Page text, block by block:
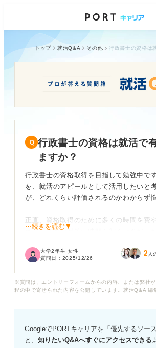
トップ 就活Q&A その他
行政書士の資格は就活で
ますか？
行政書士の資格取得を目指して勉強中で
を、就活のアピールとして活用したいと
が、どれくらい評価されるのかわからず
正直、資格取得のために多くの時間を費
め、「ほかの対策に時間を割くべきだっ
知りたいです。また、効果的にアピール
⋯続きを読む▼
大学2年生 女性
質問日： 2025/12/26 2 人
※質問は、エントリーフォームからの内容、または弊社
程の中で寄せられた内容を公開しています。就活Q&A 編
GoogleでPORTキャリアを「優先するソー
と、 知りたいQ&Aへすぐにアクセスできる